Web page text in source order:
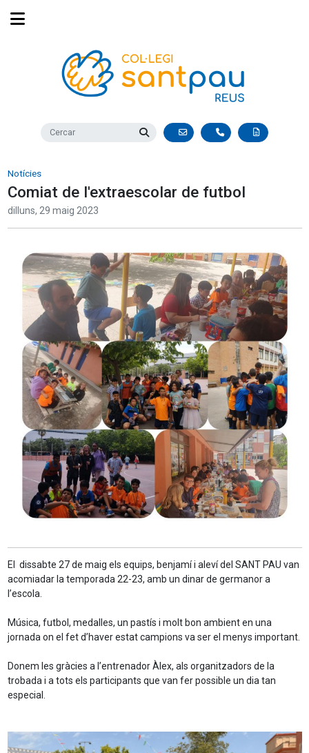
Notícies
Comiat de l'extraescolar de futbol
dilluns, 29 maig 2023
El dissabte 27 de maig els equips, benjamí i aleví del SANT PAU van
acomiadar la temporada 22-23, amb un dinar de germanor a
l’escola.
Música, futbol, medalles, un pastís i molt bon ambient en una
jornada on el fet d’haver estat campions va ser el menys important.
Donem les gràcies a l’entrenador Àlex, als organitzadors de la
trobada i a tots els participants que van fer possible un dia tan
especial.